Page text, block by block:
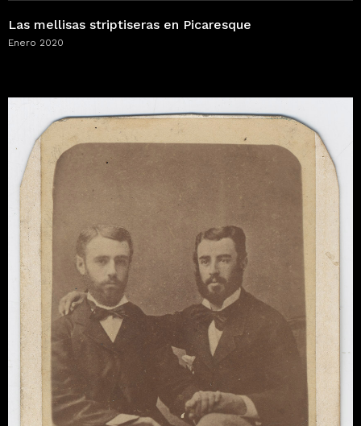
Las mellisas striptiseras en Picaresque
Enero 2020